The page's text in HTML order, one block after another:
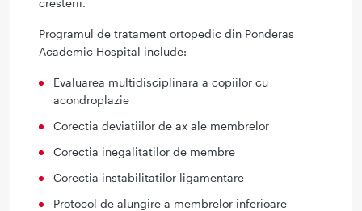
Programul de tratament ortopedic din Ponderas
Academic Hospital include:
Evaluarea multidisciplinara a copiilor cu
acondroplazie
Corectia deviatiilor de ax ale membrelor
Corectia inegalitatilor de membre
Corectia instabilitatilor ligamentare
Protocol de alungire a membrelor inferioare